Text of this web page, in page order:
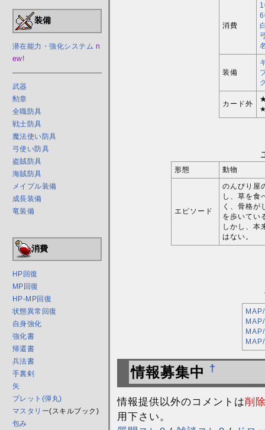
装備
潜在能力・強化システム n
ew!
武器
勲章
全職防具
戦士防具
魔法使い防具
弓使い防具
盗賊防具
海賊防具
メイプル装備
成長装備
竜装備
消費
HP回復
MP回復
HP-MP回復
状態異常回復
自身強化
強化書
帰還書
兵法書
手裏剣
矢
ブレット(弾丸)
マスタリー(スキルブック)
包み
消費
装備
カード外
形態 動物
エピソード
のんびり屋
し、草を食
く、骨格が
を歩いてい
しかし、本
はない。
情報募集中 †
情報提供以外のコメントは削
用下さい。